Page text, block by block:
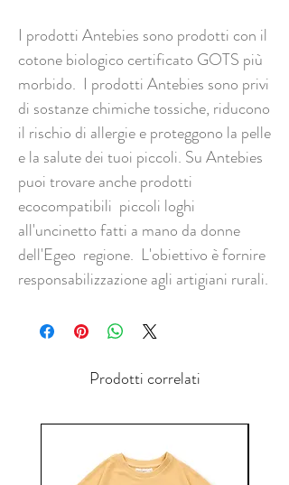
I prodotti Antebies sono prodotti con il
cotone biologico certificato GOTS più
morbido. I prodotti Antebies sono privi
di sostanze chimiche tossiche, riducono
il rischio di allergie e proteggono la pelle
e la salute dei tuoi piccoli. Su Antebies
puoi trovare anche prodotti
ecocompatibili piccoli loghi
all'uncinetto fatti a mano da donne
dell'Egeo regione. L'obiettivo è fornire
responsabilizzazione agli artigiani rurali.
Prodotti correlati